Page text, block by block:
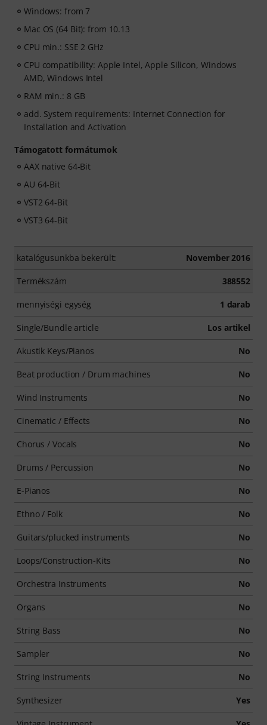
Windows: from 7
Mac OS (64 Bit): from 10.13
CPU min.: SSE 2 GHz
CPU compatibility: Apple Intel, Apple Silicon, Windows
AMD, Windows Intel
RAM min.: 8 GB
add. System requirements: Internet Connection for
Installation and Activation
Támogatott formátumok
AAX native 64-Bit
AU 64-Bit
VST2 64-Bit
VST3 64-Bit
katalógusunkba bekerült: November 2016
Termékszám 388552
mennyiségi egység 1 darab
Single/Bundle article Los artikel
Akustik Keys/Pianos No
Beat production / Drum machines No
Wind Instruments No
Cinematic / Effects No
Chorus / Vocals No
Drums / Percussion No
E-Pianos No
Ethno / Folk No
Guitars/plucked instruments No
Loops/Construction-Kits No
Orchestra Instruments No
Organs No
String Bass No
Sampler No
String Instruments No
Synthesizer Yes